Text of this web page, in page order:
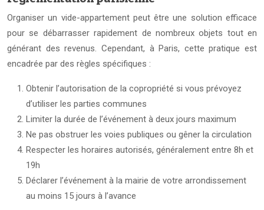
Organiser un vide-appartement peut être une solution efficace
pour se débarrasser rapidement de nombreux objets tout en
générant des revenus. Cependant, à Paris, cette pratique est
encadrée par des règles spécifiques :
Obtenir l’autorisation de la copropriété si vous prévoyez
d’utiliser les parties communes
Limiter la durée de l’événement à deux jours maximum
Ne pas obstruer les voies publiques ou gêner la circulation
Respecter les horaires autorisés, généralement entre 8h et
19h
Déclarer l’événement à la mairie de votre arrondissement
au moins 15 jours à l’avance